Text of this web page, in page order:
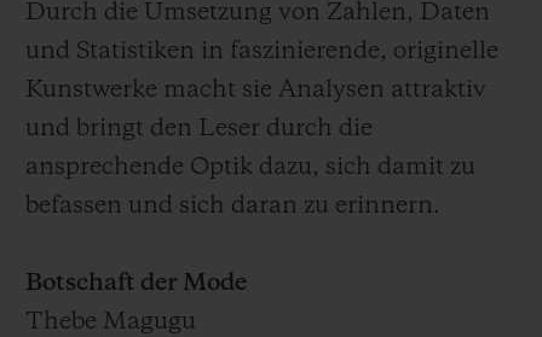
Durch die Umsetzung von Zahlen, Daten
und Statistiken in faszinierende, originelle
Kunstwerke macht sie Analysen attraktiv
und bringt den Leser durch die
ansprechende Optik dazu, sich damit zu
befassen und sich daran zu erinnern.
Botschaft der Mode
Thebe Magugu